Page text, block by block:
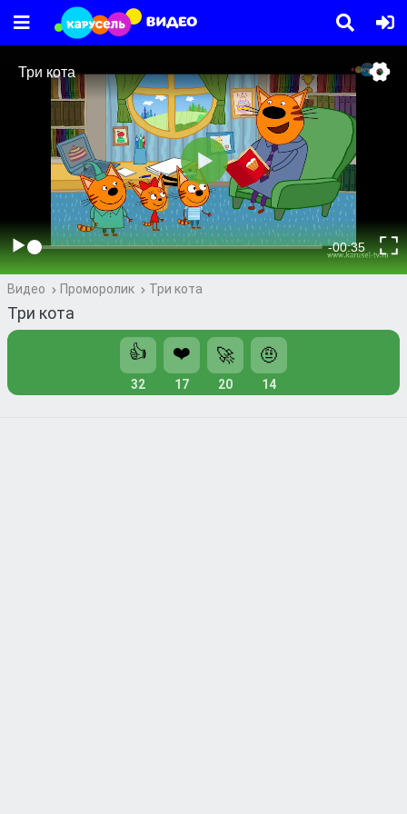
Видео Проморолик Три кота
Три кота
👍
32
❤️
17
🚀
20
🤨
14